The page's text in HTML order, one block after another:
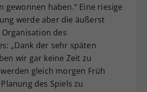
gewonnen haben.“ Eine riesige
werde aber die äußerst
des
„Dank der sehr späten
wir gar keine Zeit zu
gleich morgen Früh
des Spiels zu